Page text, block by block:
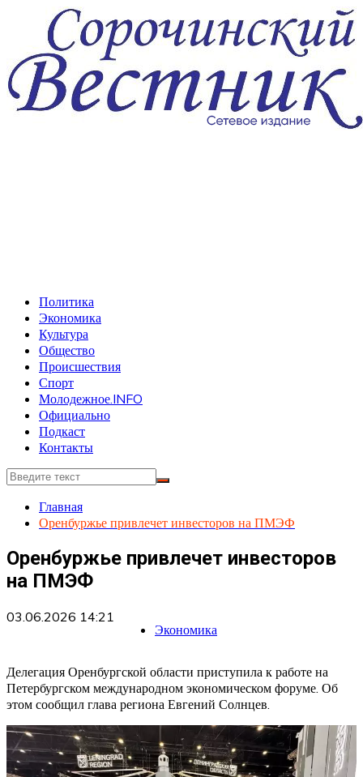
содержимому
Политика
Экономика
Культура
Общество
Происшествия
Спорт
Молодежное.INFO
Официально
Подкаст
Контакты
Главная
Оренбуржье привлечет инвесторов на ПМЭФ
Оренбуржье привлечет инвесторов
на ПМЭФ
03.06.2026 14:21
Экономика
Делегация Оренбургской области приступила к работе на
Петербургском международном экономическом форуме. Об
этом сообщил глава региона Евгений Солнцев.